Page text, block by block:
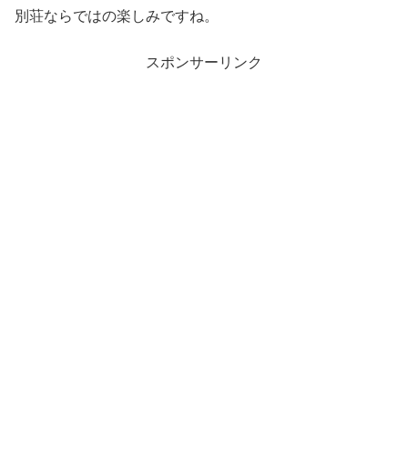
別荘ならではの楽しみですね。
スポンサーリンク